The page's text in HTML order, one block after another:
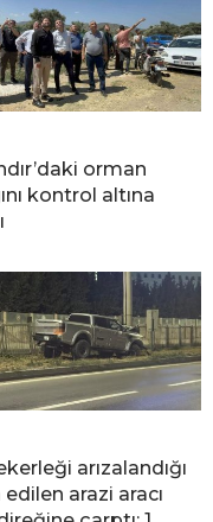
orman
kontrol altına
arızalandığı
arazi aracı